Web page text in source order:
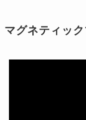
マグネティッ